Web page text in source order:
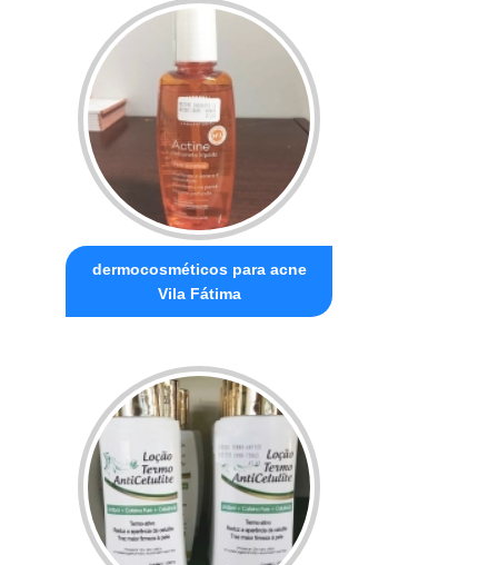
dermocosméticos para acne
Vila Fátima